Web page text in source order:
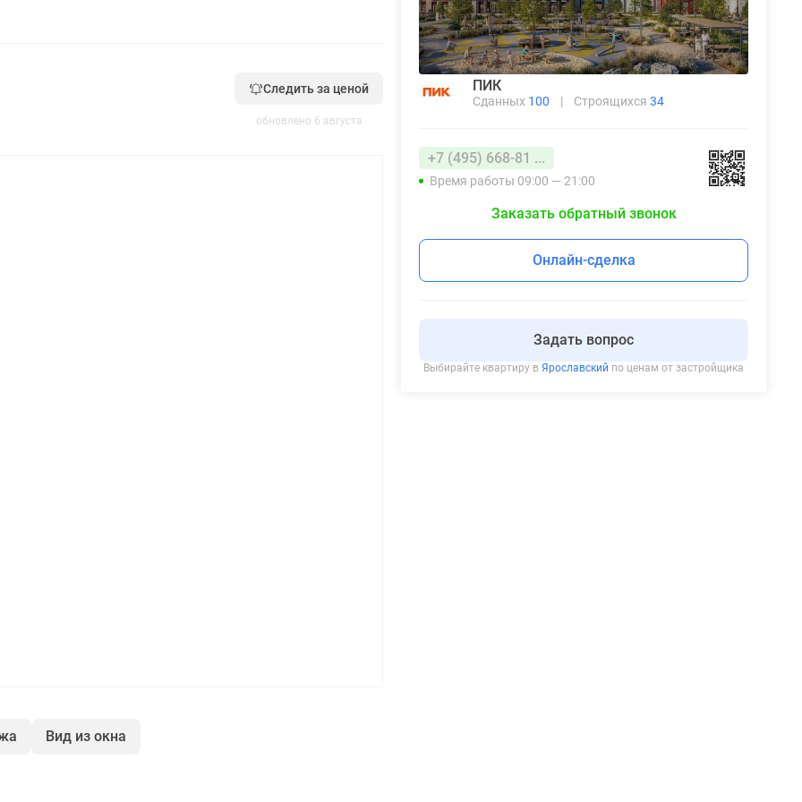
Следить за ценой
обновлено 6 августа
Вид из окна
ПИК
Сданных 100 | Строящихся 34
+7 (495) 668-81 ...
Время работы 09:00 — 21:00
Заказать обратный звонок
Онлайн-сделка
Задать вопрос
Выбирайте квартиру в Ярославский по ценам от застройщика